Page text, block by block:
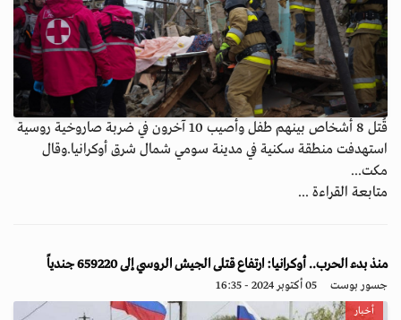
قُتل 8 أشخاص بينهم طفل وأصيب 10 آخرون في ضربة صاروخية روسية
استهدفت منطقة سكنية في مدينة سومي شمال شرق أوكرانيا.وقال
مكت...
متابعة القراءة ...
منذ بدء الحرب.. أوكرانيا: ارتفاع قتلى الجيش الروسي إلى 659220 جندياً
جسور بوست 05 أكتوبر 2024 - 16:35
أخبار